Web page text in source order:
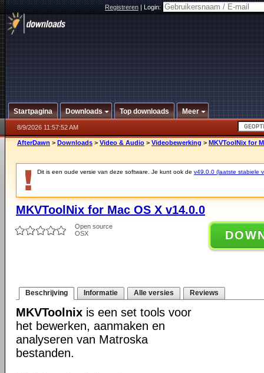
Registreren|Login:
Startpagina Downloads Top downloads Meer
8/9/2026 11:57:52 AM
AfterDawn > Downloads > Video & Audio > Videobewerking > MKVToolNix for
Dit is een oude versie van deze software. Je kunt ook de v49.0.0 (laatste stabiele
MKVToolNix for Mac OS X v14.0.0
Open source
OSX
Beschrijving Informatie Alle versies Reviews
MKVToolnix is een set tools voor
het bewerken, aanmaken en
analyseren van Matroska
bestanden.